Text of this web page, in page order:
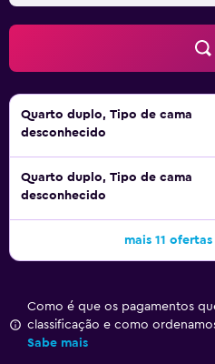
Quarto duplo, Tipo de cama
desconhecido
Quarto duplo, Tipo de cama
desconhecido
mais 11
Como é que os pagamentos
classificação e como
Sabe mais